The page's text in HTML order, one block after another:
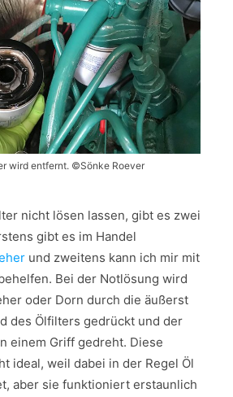
wird entfernt. ©Sönke Roever
nicht lösen lassen, gibt es zwei
gibt es im Handel
und zweitens kann ich mir mit
Bei der Notlösung wird
oder Dorn durch die äußerst
des Ölfilters gedrückt und der
einem Griff gedreht. Diese
ideal, weil dabei in der Regel Öl
aber sie funktioniert erstaunlich